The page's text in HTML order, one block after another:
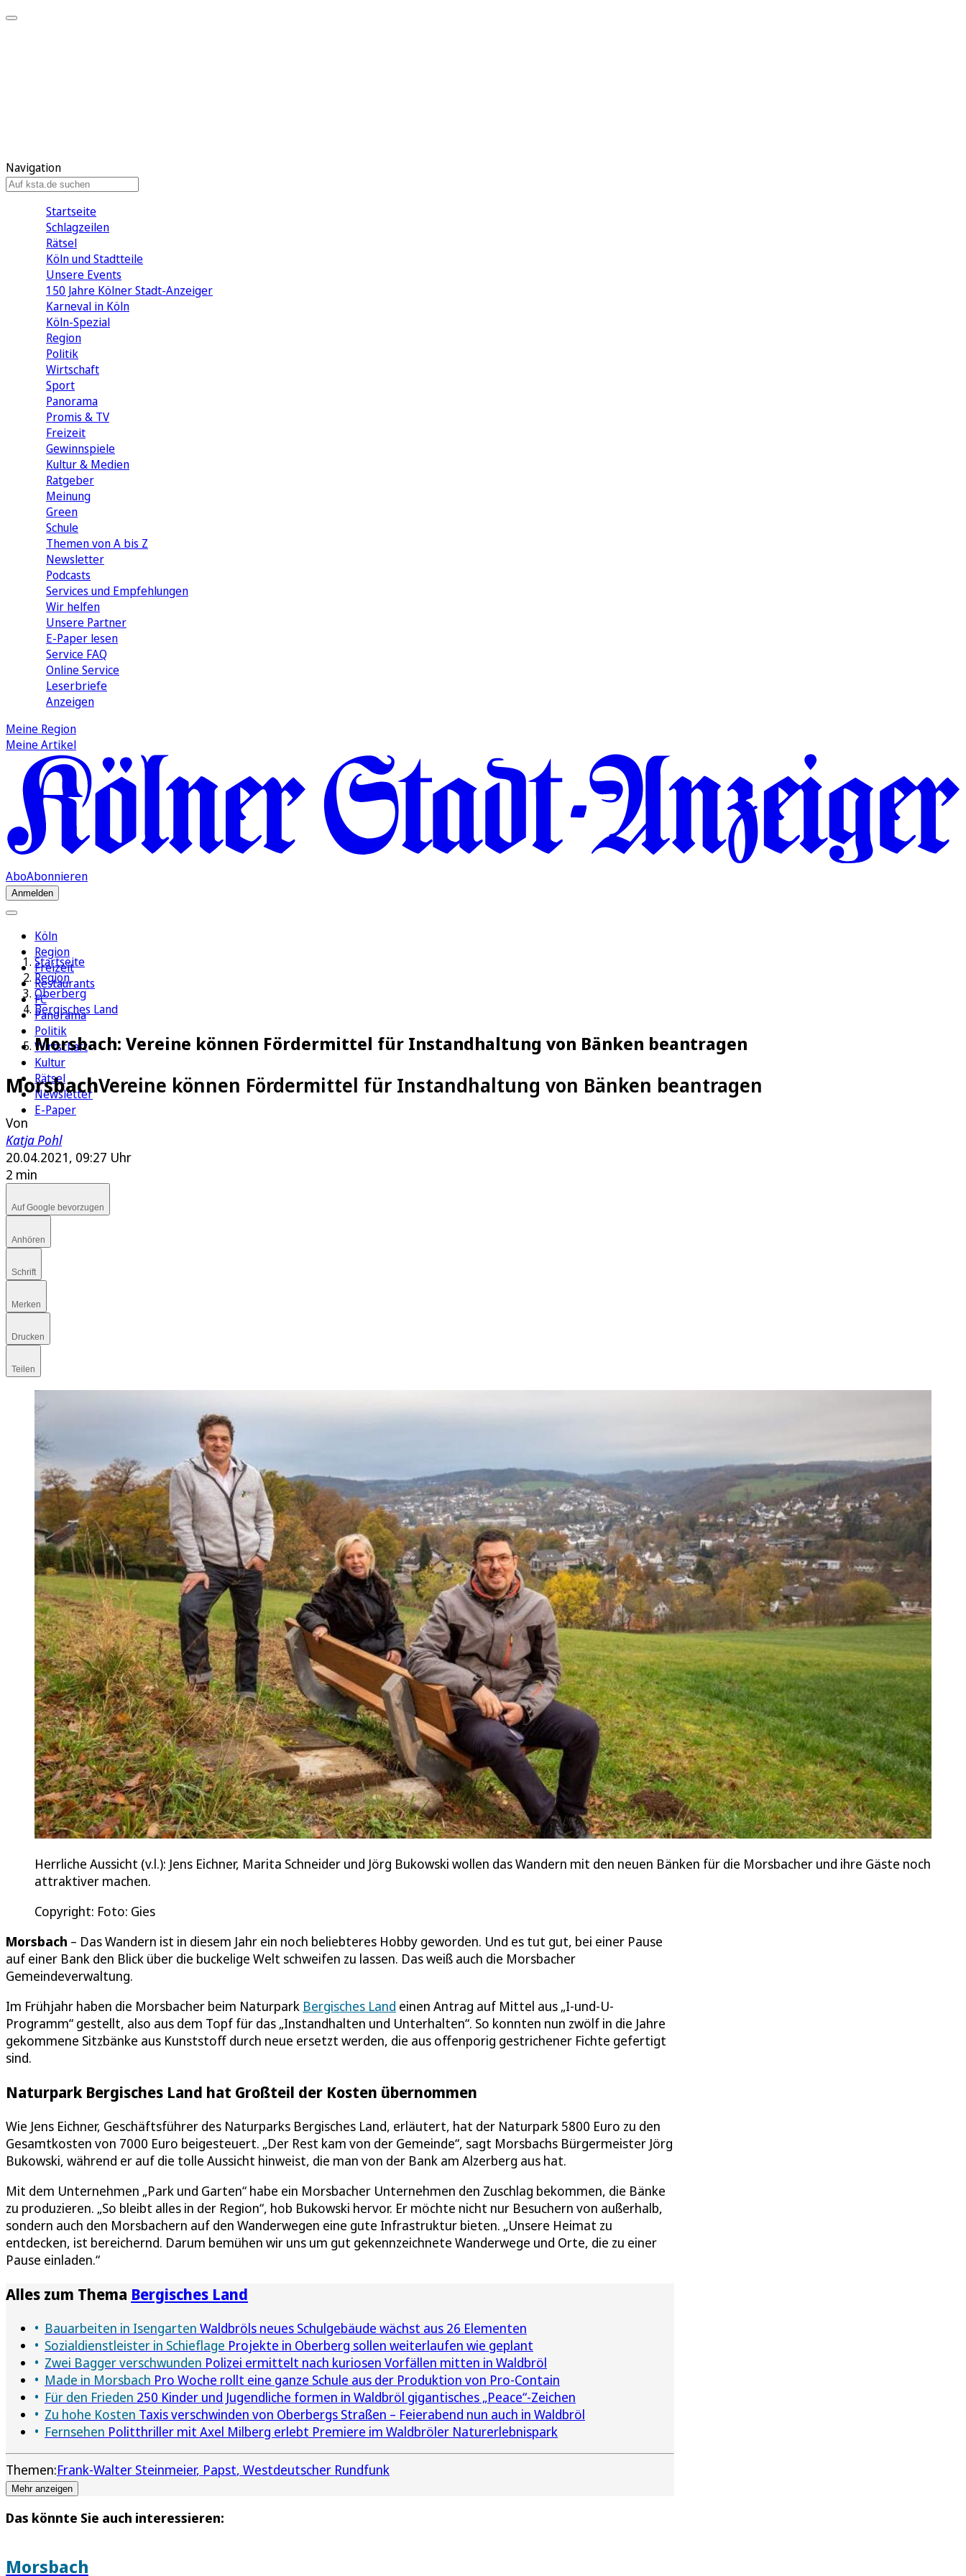
Navigation
Startseite
Schlagzeilen
Rätsel
Köln und Stadtteile
Unsere Events
150 Jahre Kölner Stadt-Anzeiger
Karneval in Köln
Köln-Spezial
Region
Politik
Wirtschaft
Sport
Panorama
Promis & TV
Freizeit
Gewinnspiele
Kultur & Medien
Ratgeber
Meinung
Green
Schule
Themen von A bis Z
Newsletter
Podcasts
Services und Empfehlungen
Wir helfen
Unsere Partner
E-Paper lesen
Service FAQ
Online Service
Leserbriefe
Anzeigen
Meine Region
Meine Artikel
AboAbonnieren
Anmelden
Köln
Region
Freizeit
Restaurants
FC
Panorama
Politik
Wirtschaft
Kultur
Rätsel
Newsletter
E-Paper
Startseite
Region
Oberberg
Bergisches Land
Morsbach: Vereine können Fördermittel für Instandhaltung von Bänken beantragen
MorsbachVereine können Fördermittel für Instandhaltung von Bänken beantragen
Von
Katja Pohl
20.04.2021, 09:27 Uhr
2 min
Auf Google bevorzugen
Anhören
Schrift
Merken
Drucken
Teilen
Herrliche Aussicht (v.l.): Jens Eichner, Marita Schneider und Jörg Bukowski wollen das Wandern mit den neuen Bänken für die Morsbacher und ihre Gäste noch
attraktiver machen.
Copyright: Foto: Gies
Morsbach – Das Wandern ist in diesem Jahr ein noch beliebteres Hobby geworden. Und es tut gut, bei einer Pause
auf einer Bank den Blick über die buckelige Welt schweifen zu lassen. Das weiß auch die Morsbacher
Gemeindeverwaltung.
Im Frühjahr haben die Morsbacher beim Naturpark Bergisches Land einen Antrag auf Mittel aus „I-und-U-
Programm“ gestellt, also aus dem Topf für das „Instandhalten und Unterhalten“. So konnten nun zwölf in die Jahre
gekommene Sitzbänke aus Kunststoff durch neue ersetzt werden, die aus offenporig gestrichener Fichte gefertigt
sind.
Naturpark Bergisches Land hat Großteil der Kosten übernommen
Wie Jens Eichner, Geschäftsführer des Naturparks Bergisches Land, erläutert, hat der Naturpark 5800 Euro zu den
Gesamtkosten von 7000 Euro beigesteuert. „Der Rest kam von der Gemeinde“, sagt Morsbachs Bürgermeister Jörg
Bukowski, während er auf die tolle Aussicht hinweist, die man von der Bank am Alzerberg aus hat.
Mit dem Unternehmen „Park und Garten“ habe ein Morsbacher Unternehmen den Zuschlag bekommen, die Bänke
zu produzieren. „So bleibt alles in der Region“, hob Bukowski hervor. Er möchte nicht nur Besuchern von außerhalb,
sondern auch den Morsbachern auf den Wanderwegen eine gute Infrastruktur bieten. „Unsere Heimat zu
entdecken, ist bereichernd. Darum bemühen wir uns um gut gekennzeichnete Wanderwege und Orte, die zu einer
Pause einladen.“
Alles zum Thema Bergisches Land
Bauarbeiten in Isengarten Waldbröls neues Schulgebäude wächst aus 26 Elementen
Sozialdienstleister in Schieflage Projekte in Oberberg sollen weiterlaufen wie geplant
Zwei Bagger verschwunden Polizei ermittelt nach kuriosen Vorfällen mitten in Waldbröl
Made in Morsbach Pro Woche rollt eine ganze Schule aus der Produktion von Pro-Contain
Für den Frieden 250 Kinder und Jugendliche formen in Waldbröl gigantisches „Peace“-Zeichen
Zu hohe Kosten Taxis verschwinden von Oberbergs Straßen – Feierabend nun auch in Waldbröl
Fernsehen Politthriller mit Axel Milberg erlebt Premiere im Waldbröler Naturerlebnispark
Themen:Frank-Walter Steinmeier Papst Westdeutscher Rundfunk
Mehr anzeigen
Das könnte Sie auch interessieren:
Morsbach